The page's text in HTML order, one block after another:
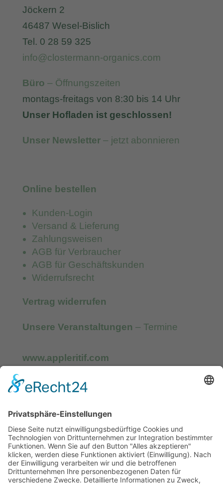
Jöckern 2
46487 Wesel-Bislich
Tel. 0 28 59 325
info@clostermann-organics.com
Büro – Öffnungszeiten
montags-freitags von 8:30 bis 14 Uhr
Unser Hofladen ist geschlossen!
Unser Newsletter– jetzt abonnieren
Online bestellen
Kunden-Login
Versand & Lieferung
Zahlungsweisen
AGB für Verbraucher
AGB für Geschäftskunden
Widerrufsrecht
Vertrag widerrufen
Unsere Veranstaltungen – Termine
www.appleritif.com